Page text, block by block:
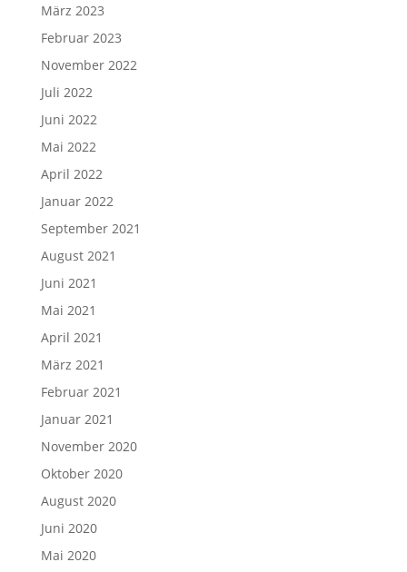
März 2023
Februar 2023
November 2022
Juli 2022
Juni 2022
Mai 2022
April 2022
Januar 2022
September 2021
August 2021
Juni 2021
Mai 2021
April 2021
März 2021
Februar 2021
Januar 2021
November 2020
Oktober 2020
August 2020
Juni 2020
Mai 2020